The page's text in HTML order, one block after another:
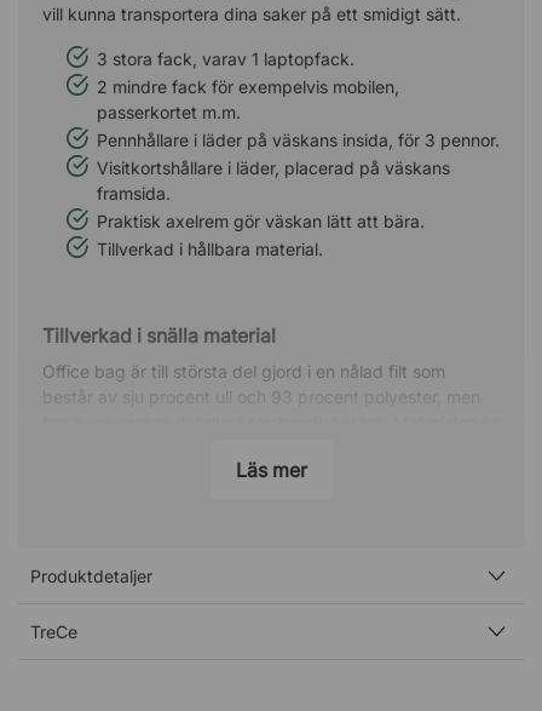
vill kunna transportera dina saker på ett smidigt sätt.
3 stora fack, varav 1 laptopfack.
2 mindre fack för exempelvis mobilen,
passerkortet m.m.
Pennhållare i läder på väskans insida, för 3 pennor.
Visitkortshållare i läder, placerad på väskans
framsida.
Praktisk axelrem gör väskan lätt att bära.
Tillverkad i hållbara material.
Tillverkad i snälla material
Office bag är till största del gjord i en nålad filt som
består av sju procent ull och 93 procent polyester, men
människor och natur, exempelvis genom att vara fria från
cancerogena och allergena färgämnen
Läs mer
Produktdetaljer
TreCe